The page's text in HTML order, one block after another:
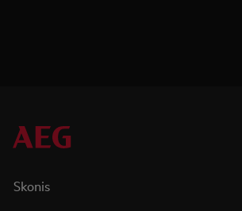
Skonis